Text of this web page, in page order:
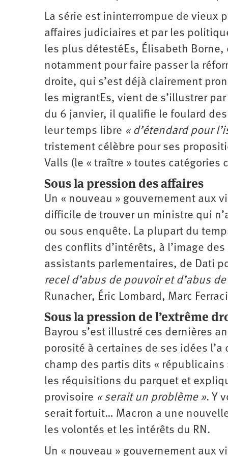
La série est ininterrompue de vieux
affaires judiciaires et par les
les plus détestéEs, Élisabeth
notamment pour faire passer la
droite, qui s’est déjà clairement
les migrantEs, vient de s’illustrer
du 6 janvier, il qualifie le foulard
leur temps libre « d’étendard pour
tristement célèbre pour ses
Valls (le « traître » toutes
Sous la pression des affaires
Un « nouveau » gouvernement aux
difficile de trouver un ministre qui
ou sous enquête. La plupart du
des conflits d’intérêts, à l’image
assistants parlementaires, de Dati
recel d’abus de pouvoir et d’abus
Runacher, Éric Lombard, Marc
Sous la pression de l’extrême
Bayrou s’est illustré ces dernières
porosité à certaines de ses idées
champ des partis dits «
les réquisitions du parquet et
provisoire « serait un problème ». Y
serait fortuit… Macron a une
les volontés et les intérêts du RN.
Un « nouveau » gouvernement aux